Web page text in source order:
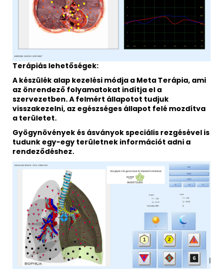
Terápiás lehetőségek:
A készülék alap kezelési módja a Meta Terápia, ami
az önrendező folyamatokat indítja el a
szervezetben. A felmért állapotot tudjuk
visszakezelni, az egészséges állapot felé mozdítva
a területet.
Gyögynövények és ásványok speciális rezgésével is
tudunk egy-egy területnek információt adni a
rendeződéshez.